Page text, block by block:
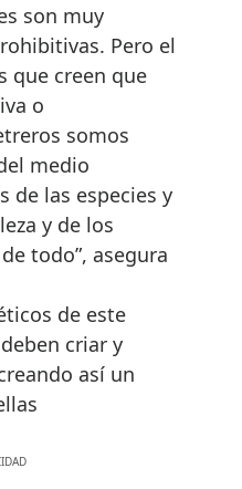
son muy
Pero el
que creen que
o
somos
medio
de las especies y
y de los
todo”, asegura
de este
criar y
así un